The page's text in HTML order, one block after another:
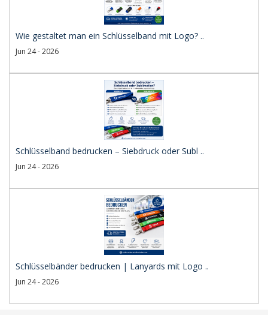
Wie gestaltet man ein Schlüsselband mit Logo? ..
Jun 24 - 2026
Schlüsselband bedrucken – Siebdruck oder Subl ..
Jun 24 - 2026
Schlüsselbänder bedrucken | Lanyards mit Logo ..
Jun 24 - 2026